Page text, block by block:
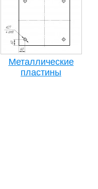
Металлические
пластины